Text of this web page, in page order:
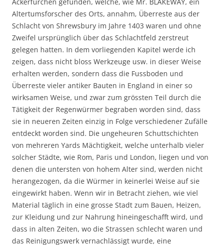
Altertumsforscher des Orts, annahm, Überreste aus der
Schlacht von Shrewsbury im Jahre 1403 waren und ohne
Zweifel ursprünglich über das Schlachtfeld zerstreut
gelegen hatten. In dem vorliegenden Kapitel werde ich
zeigen, dass nicht bloss Werkzeuge usw. in dieser Weise
erhalten werden, sondern dass die Fussboden und
Überreste vieler antiker Bauten in England in einer so
wirksamen Weise, und zwar zum grössten Teil durch die
Tätigkeit der Regenwürmer begraben worden sind, dass
sie in neueren Zeiten einzig in Folge verschiedener Zufälle
entdeckt worden sind. Die ungeheuren Schuttschichten
von mehreren Yards Mächtigkeit, welche unterhalb vieler
solcher Städte, wie Rom, Paris und London, liegen und von
denen die untersten von hohem Alter sind, werden nicht
herangezogen, da die Würmer in keinerlei Weise auf sie
eingewirkt haben. Wenn wir in Betracht ziehen, wie viel
Material täglich in eine grosse Stadt zum Bauen, Heizen,
zur Kleidung und zur Nahrung hineingeschafft wird, und
dass in alten Zeiten, wo die Strassen schlecht waren und
das Reinigungswerk vernachlässigt wurde, eine